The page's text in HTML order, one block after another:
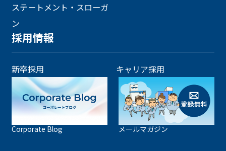
ステートメント・スローガ
ン
採用情報
新卒採用 キャリア採用
Corporate Blog メールマガジン